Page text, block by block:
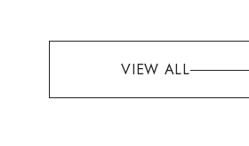
VIEW ALL